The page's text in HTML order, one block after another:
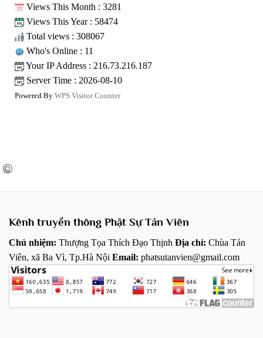
Views This Month : 3281
Views This Year : 58474
Total views : 308067
Who's Online : 11
Your IP Address : 216.73.216.187
Server Time : 2026-08-10
Powered By WPS Visitor Counter
Kênh truyền thông Phật Sự Tản Viên
Chủ nhiệm: Thượng Tọa Thích Đạo Thịnh Địa chỉ: Chùa Tản
Viên, xã Ba Vì, Tp.Hà Nội Email: phatsutanvien@gmail.com